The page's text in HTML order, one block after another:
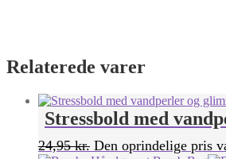
Relaterede varer
Stressbold med
24,95kr. Den oprindelige pris